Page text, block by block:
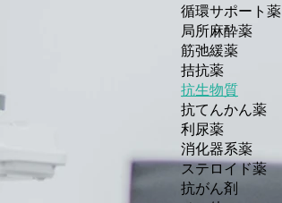
循環サポート薬
局所麻酔薬
筋弛緩薬
拮抗薬
抗生物質
抗てんかん薬
利尿薬
消化器系薬
ステロイド薬
抗がん剤